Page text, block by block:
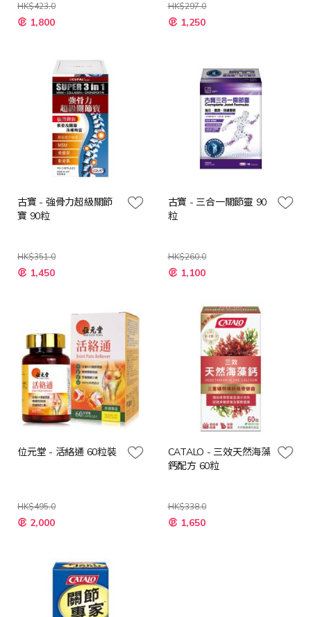
HK$423.0
特
殊 1,800
HK$297.0
特
殊 1,250
古寶 - 強骨力超級關節
寶 90粒
HK$351.0
特
殊 1,450
古寶 - 三合一關節靈 90
粒
HK$260.0
特
殊 1,100
位元堂 - 活絡通 60粒裝
HK$495.0
特
殊 2,000
CATALO - 三效天然海藻
鈣配方 60粒
HK$338.0
特
殊 1,650